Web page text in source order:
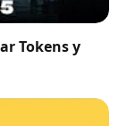
Tokens y